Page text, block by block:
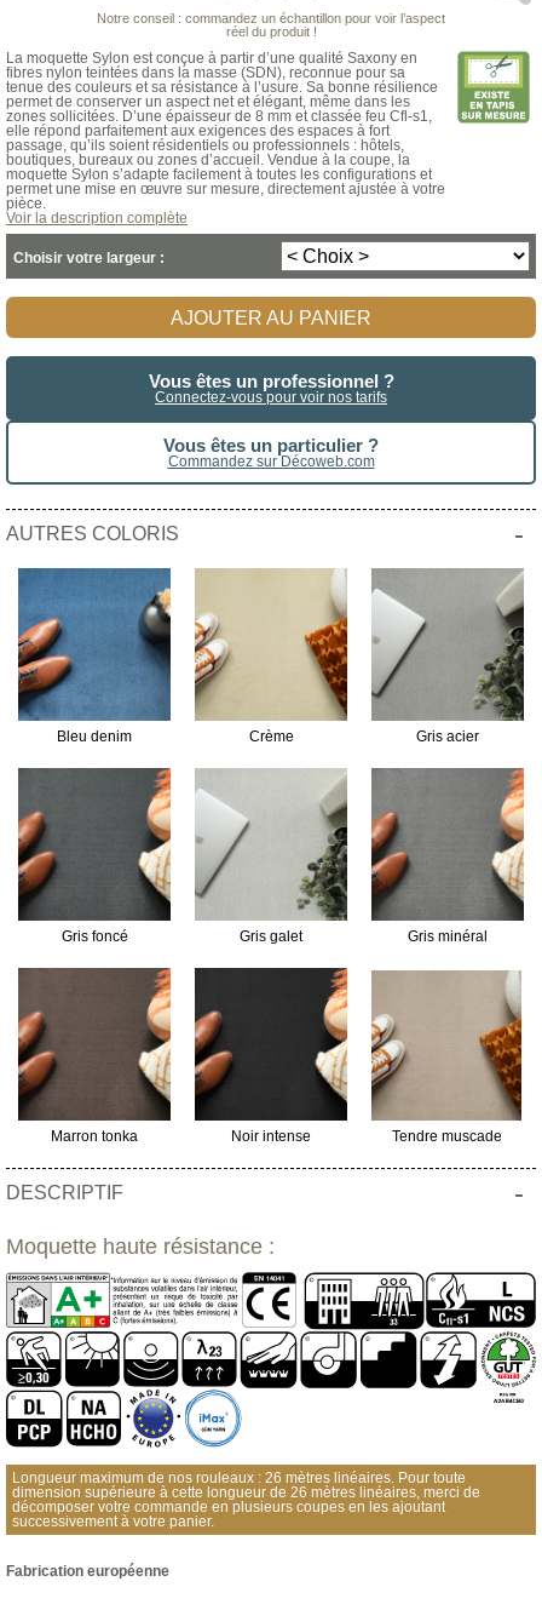
Notre conseil : commandez un échantillon pour voir l’aspect
réel du produit !
La moquette Sylon est conçue à partir d’une qualité Saxony en
fibres nylon teintées dans la masse (SDN), reconnue pour sa
tenue des couleurs et sa résistance à l’usure. Sa bonne résilience
permet de conserver un aspect net et élégant, même dans les
zones sollicitées. D’une épaisseur de 8 mm et classée feu Cfl-s1,
elle répond parfaitement aux exigences des espaces à fort
passage, qu’ils soient résidentiels ou professionnels : hôtels,
boutiques, bureaux ou zones d’accueil. Vendue à la coupe, la
moquette Sylon s’adapte facilement à toutes les configurations et
permet une mise en œuvre sur mesure, directement ajustée à votre
pièce.
Voir la description complète
Choisir votre largeur :
AJOUTER AU PANIER
Vous êtes un professionnel ?
Connectez-vous pour voir nos tarifs
Vous êtes un particulier ?
Commandez sur Décoweb.com
AUTRES COLORIS -
Bleu denim Crème Gris acier
Gris foncé Gris galet Gris minéral
Marron tonka Noir intense Tendre muscade
DESCRIPTIF -
Moquette haute résistance :
Longueur maximum de nos rouleaux : 26 mètres linéaires. Pour toute
dimension supérieure à cette longueur de 26 mètres linéaires, merci de
décomposer votre commande en plusieurs coupes en les ajoutant
successivement à votre panier.
Fabrication européenne